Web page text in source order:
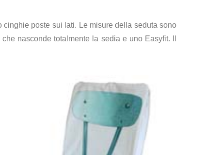
poste sui lati. Le misure della seduta sono
nasconde totalmente la sedia e uno Easyfit. Il